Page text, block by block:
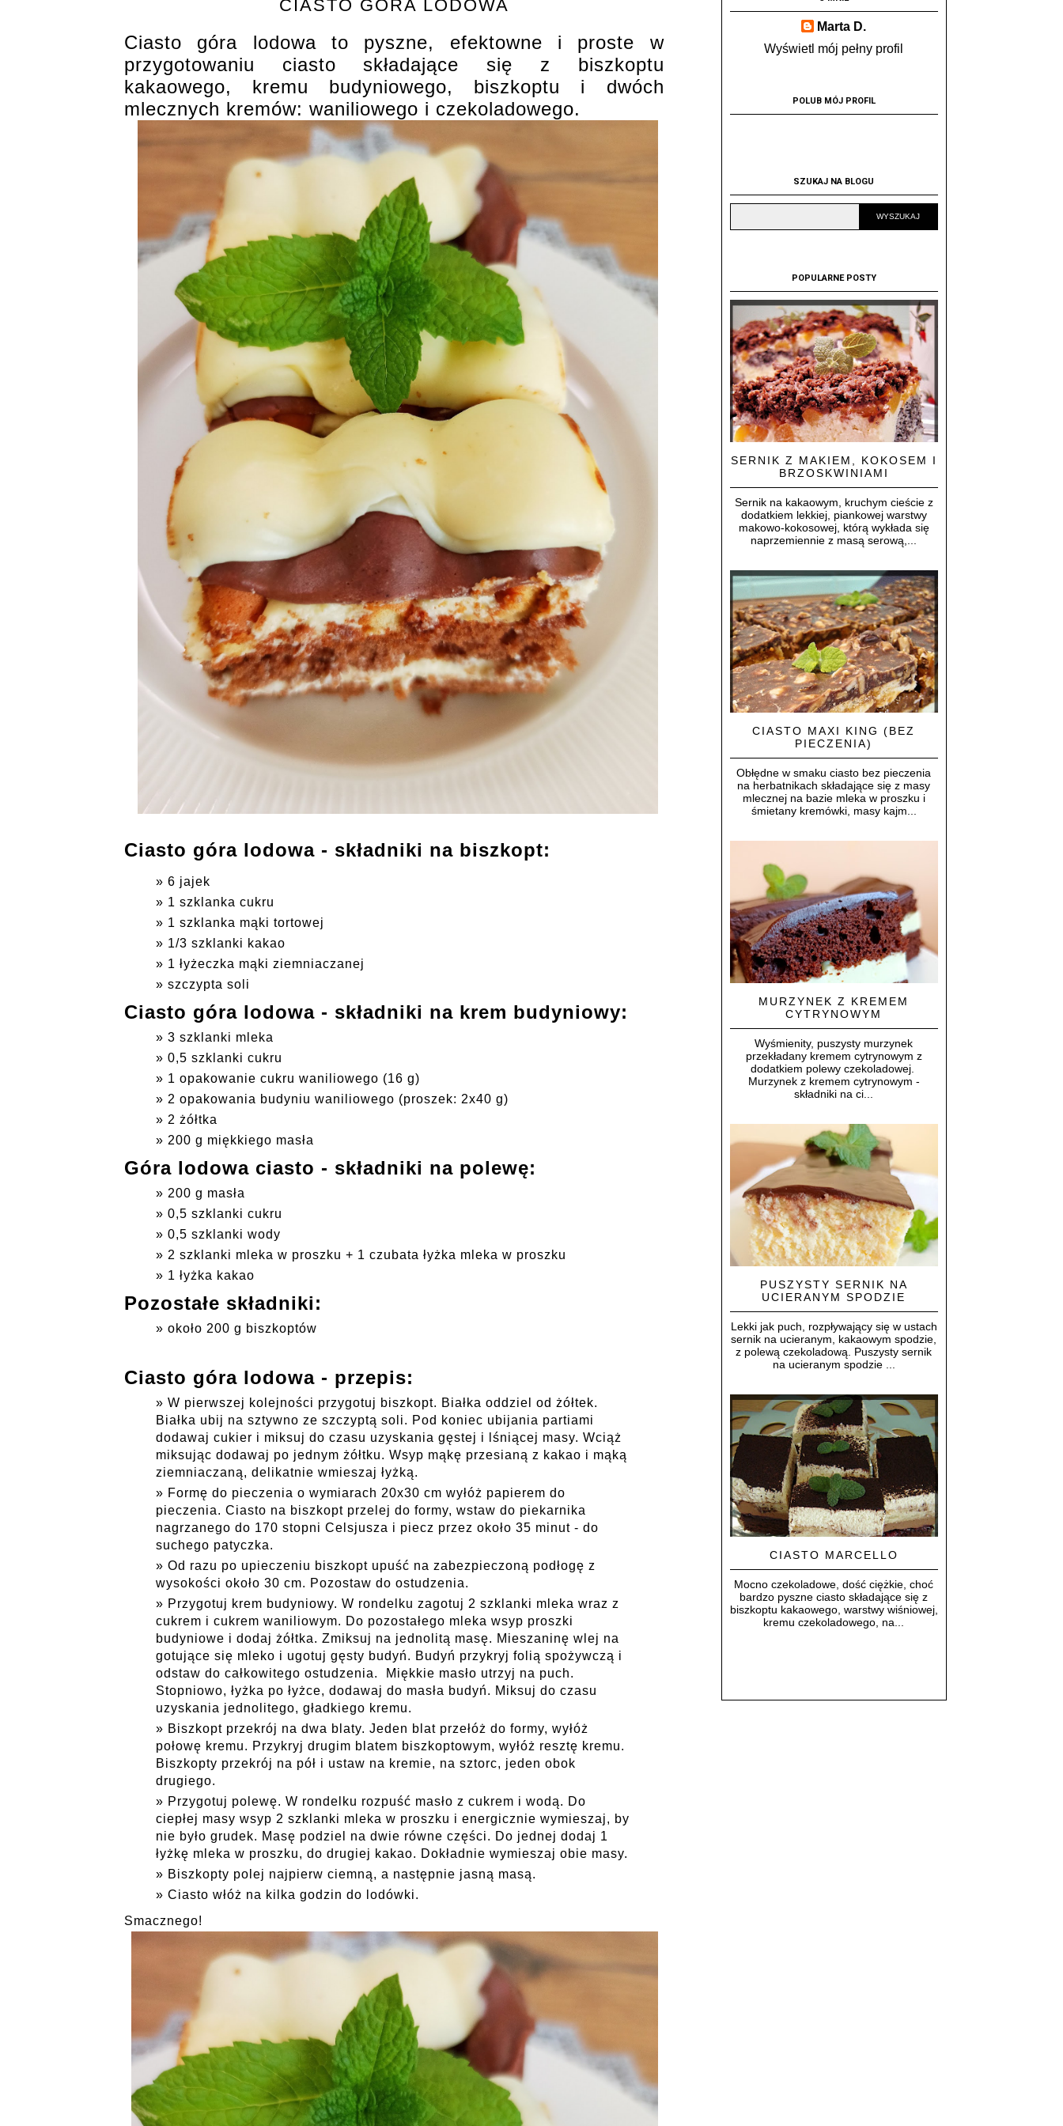
CIASTO GÓRA LODOWA
Ciasto góra lodowa to pyszne, efektowne i proste w
przygotowaniu ciasto składające się z biszkoptu
kakaowego, kremu budyniowego, biszkoptu i dwóch
mlecznych kremów: waniliowego i czekoladowego.
Ciasto góra lodowa - składniki na biszkopt:
6 jajek
1 szklanka cukru
1 szklanka mąki tortowej
1/3 szklanki kakao
1 łyżeczka mąki ziemniaczanej
szczypta soli
Ciasto góra lodowa - składniki na krem budyniowy:
3 szklanki mleka
0,5 szklanki cukru
1 opakowanie cukru waniliowego (16 g)
2 opakowania budyniu waniliowego (proszek: 2x40 g)
2 żółtka
200 g miękkiego masła
Góra lodowa ciasto - składniki na polewę:
200 g masła
0,5 szklanki cukru
0,5 szklanki wody
2 szklanki mleka w proszku + 1 czubata łyżka mleka w proszku
1 łyżka kakao
Pozostałe składniki:
około 200 g biszkoptów
Ciasto góra lodowa - przepis:
W pierwszej kolejności przygotuj biszkopt. Białka oddziel od żółtek.
Białka ubij na sztywno ze szczyptą soli. Pod koniec ubijania partiami
dodawaj cukier i miksuj do czasu uzyskania gęstej i lśniącej masy. Wciąż
miksując dodawaj po jednym żółtku. Wsyp mąkę przesianą z kakao i mąką
ziemniaczaną, delikatnie wmieszaj łyżką.
Formę do pieczenia o wymiarach 20x30 cm wyłóż papierem do
pieczenia. Ciasto na biszkopt przelej do formy, wstaw do piekarnika
nagrzanego do 170 stopni Celsjusza i piecz przez około 35 minut - do
suchego patyczka.
Od razu po upieczeniu biszkopt upuść na zabezpieczoną podłogę z
wysokości około 30 cm. Pozostaw do ostudzenia.
Przygotuj krem budyniowy. W rondelku zagotuj 2 szklanki mleka wraz z
cukrem i cukrem waniliowym. Do pozostałego mleka wsyp proszki
budyniowe i dodaj żółtka. Zmiksuj na jednolitą masę. Mieszaninę wlej na
gotujące się mleko i ugotuj gęsty budyń. Budyń przykryj folią spożywczą i
odstaw do całkowitego ostudzenia. Miękkie masło utrzyj na puch.
Stopniowo, łyżka po łyżce, dodawaj do masła budyń. Miksuj do czasu
uzyskania jednolitego, gładkiego kremu.
Biszkopt przekrój na dwa blaty. Jeden blat przełóż do formy, wyłóż
połowę kremu. Przykryj drugim blatem biszkoptowym, wyłóż resztę kremu.
Biszkopty przekrój na pół i ustaw na kremie, na sztorc, jeden obok
drugiego.
Przygotuj polewę. W rondelku rozpuść masło z cukrem i wodą. Do
ciepłej masy wsyp 2 szklanki mleka w proszku i energicznie wymieszaj, by
nie było grudek. Masę podziel na dwie równe części. Do jednej dodaj 1
łyżkę mleka w proszku, do drugiej kakao. Dokładnie wymieszaj obie masy.
Biszkopty polej najpierw ciemną, a następnie jasną masą.
Ciasto włóż na kilka godzin do lodówki.
Smacznego!
Marta D.
Wyświetl mój pełny profil
POLUB MÓJ PROFIL
SZUKAJ NA BLOGU
POPULARNE POSTY
SERNIK Z MAKIEM, KOKOSEM I
BRZOSKWINIAMI
Sernik na kakaowym, kruchym cieście z
dodatkiem lekkiej, piankowej warstwy
makowo-kokosowej, którą wykłada się
naprzemiennie z masą serową,...
CIASTO MAXI KING (BEZ
PIECZENIA)
Obłędne w smaku ciasto bez pieczenia
na herbatnikach składające się z masy
mlecznej na bazie mleka w proszku i
śmietany kremówki, masy kajm...
MURZYNEK Z KREMEM
CYTRYNOWYM
Wyśmienity, puszysty murzynek
przekładany kremem cytrynowym z
dodatkiem polewy czekoladowej.
Murzynek z kremem cytrynowym -
składniki na ci...
PUSZYSTY SERNIK NA
UCIERANYM SPODZIE
Lekki jak puch, rozpływający się w ustach
sernik na ucieranym, kakaowym spodzie,
z polewą czekoladową. Puszysty sernik
na ucieranym spodzie ...
CIASTO MARCELLO
Mocno czekoladowe, dość ciężkie, choć
bardzo pyszne ciasto składające się z
biszkoptu kakaowego, warstwy wiśniowej,
kremu czekoladowego, na...